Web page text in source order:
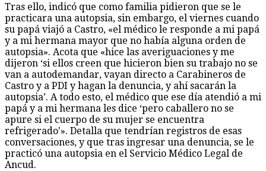
Tras ello, indicó que como familia pidieron que se le
practicara una autopsia, sin embargo, el viernes cuando
su papá viajó a Castro, «el médico le responde a mi papá
y a mi hermana mayor que no había alguna orden de
autopsia». Acota que «hice las averiguaciones y me
dijeron ‘si ellos creen que hicieron bien su trabajo no se
van a autodemandar, vayan directo a Carabineros de
Castro y a PDI y hagan la denuncia, y ahí sacarán la
autopsia’. A todo esto, el médico que ese día atendió a mi
papá y a mi hermana les dice ‘pero caballero no se
apure si el cuerpo de su mujer se encuentra
refrigerado'». Detalla que tendrían registros de esas
conversaciones, y que tras ingresar una denuncia, se le
practicó una autopsia en el Servicio Médico Legal de
Ancud.